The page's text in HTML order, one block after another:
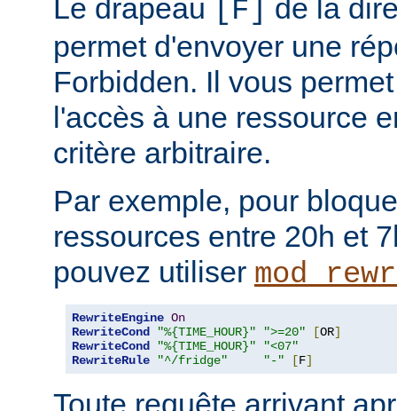
Le drapeau [F] de la
permet d'envoyer une
Forbidden. Il vous
l'accès à une ressource
critère arbitraire.
Par exemple, pour
ressources entre 20h et
pouvez utiliser
RewriteEngine On
RewriteCond
"%{TIME_HOUR}" ">=20" [OR]
RewriteCond
"%{TIME_HOUR}"
"<07"
RewriteRule
"^/fridge" "-" [F]
Toute requête arrivant